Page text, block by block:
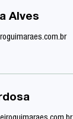
Alves